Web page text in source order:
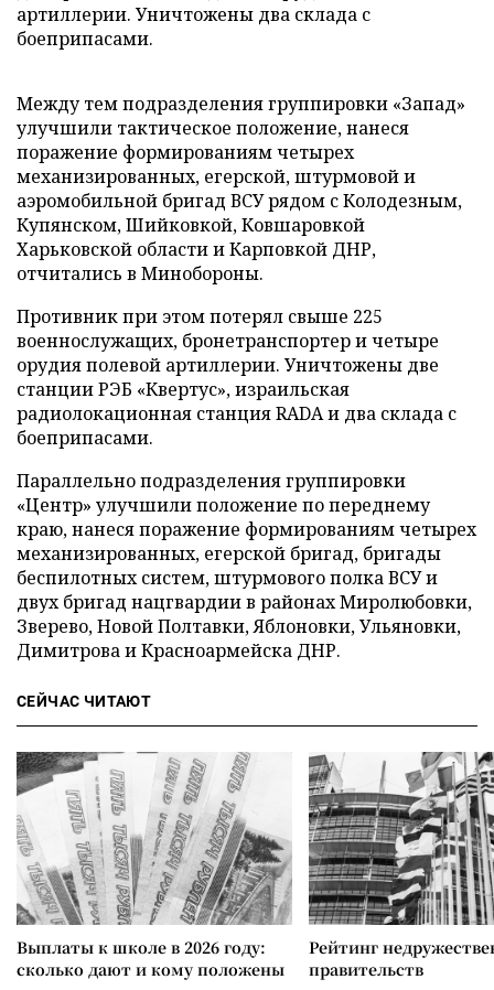
артиллерии. Уничтожены два склада с
боеприпасами.
Между тем подразделения группировки «Запад»
улучшили тактическое положение, нанеся
поражение формированиям четырех
механизированных, егерской, штурмовой и
аэромобильной бригад ВСУ рядом с Колодезным,
Купянском, Шийковкой, Ковшаровкой
Харьковской области и Карповкой ДНР,
отчитались в Минобороны.
Противник при этом потерял свыше 225
военнослужащих, бронетранспортер и четыре
орудия полевой артиллерии. Уничтожены две
станции РЭБ «Квертус», израильская
радиолокационная станция RADA и два склада с
боеприпасами.
Параллельно подразделения группировки
«Центр» улучшили положение по переднему
краю, нанеся поражение формированиям четырех
механизированных, егерской бригад, бригады
беспилотных систем, штурмового полка ВСУ и
двух бригад нацгвардии в районах Миролюбовки,
Зверево, Новой Полтавки, Яблоновки, Ульяновки,
Димитрова и Красноармейска ДНР.
СЕЙЧАС ЧИТАЮТ
Выплаты к школе в 2026 году:
сколько дают и кому положены
Рейтинг
правительств